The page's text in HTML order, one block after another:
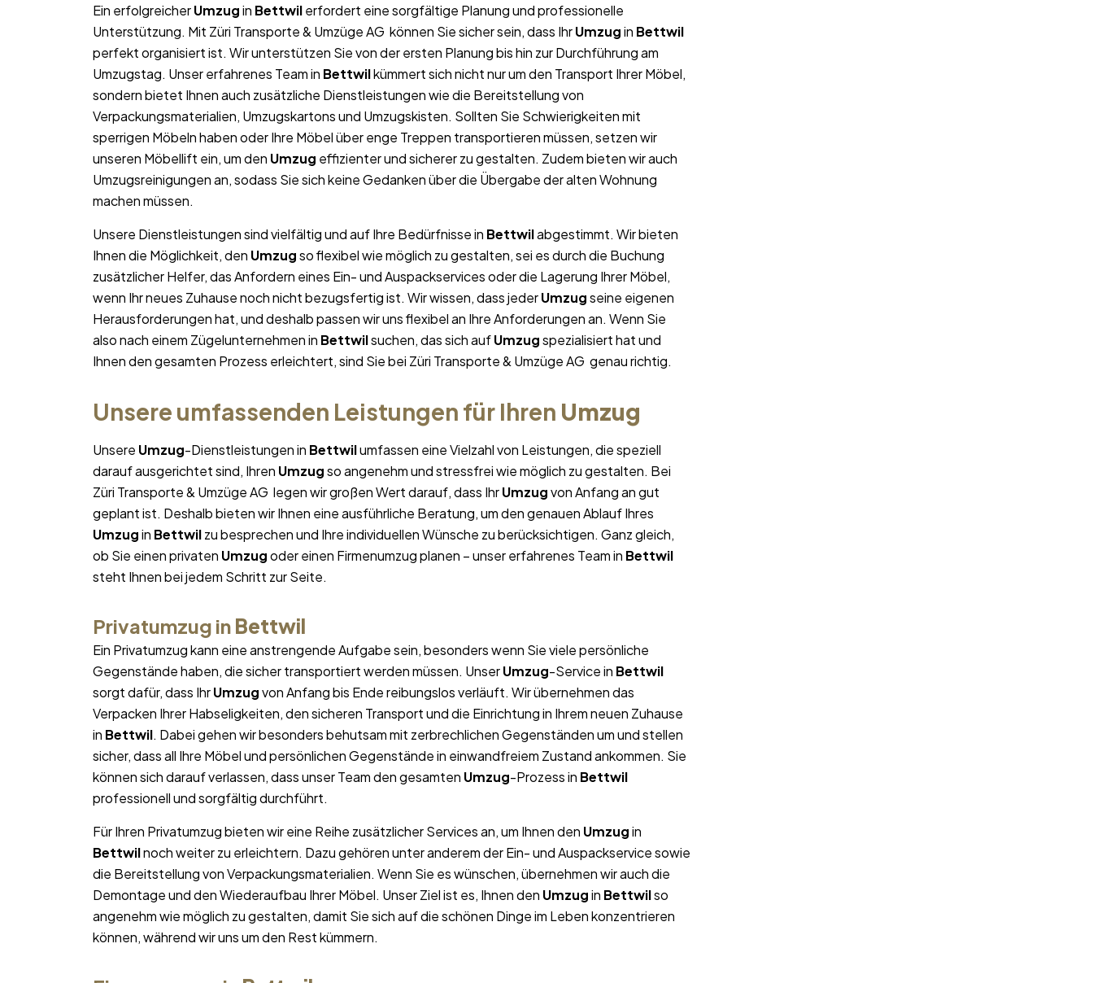
Ein erfolgreicherUmzugin Bettwilerfordert eine sorgfältige Planung und professionelle
Unterstützung. Mit Züri Transporte & Umzüge AG können Sie sicher sein, dass IhrUmzugin Bettwil
perfekt organisiert ist. Wir unterstützen Sie von der ersten Planung bis hin zur Durchführung am
Umzugstag. Unser erfahrenes Team in Bettwilkümmert sich nicht nur um den Transport Ihrer Möbel,
sondern bietet Ihnen auch zusätzliche Dienstleistungen wie die Bereitstellung von
Verpackungsmaterialien, Umzugskartons und Umzugskisten. Sollten Sie Schwierigkeiten mit
sperrigen Möbeln haben oder Ihre Möbel über enge Treppen transportieren müssen, setzen wir
unseren Möbellift ein, um den Umzug effizienter und sicherer zu gestalten. Zudem bieten wir auch
Umzugsreinigungen an, sodass Sie sich keine Gedanken über die Übergabe der alten Wohnung
machen müssen.
Unsere Dienstleistungen sind vielfältig und auf Ihre Bedürfnisse in Bettwilabgestimmt. Wir bieten
Ihnen die Möglichkeit, den Umzugso flexibel wie möglich zu gestalten, sei es durch die Buchung
zusätzlicher Helfer, das Anfordern eines Ein- und Auspackservices oder die Lagerung Ihrer Möbel,
wenn Ihr neues Zuhause noch nicht bezugsfertig ist. Wir wissen, dass jederUmzugseine eigenen
Herausforderungen hat, und deshalb passen wir uns flexibel an Ihre Anforderungen an. Wenn Sie
also nach einem Zügelunternehmen in Bettwilsuchen, das sich aufUmzugspezialisiert hat und
Ihnen den gesamten Prozess erleichtert, sind Sie bei Züri Transporte & Umzüge AG genau richtig.
Unsere umfassenden Leistungen für Ihren Umzug
Unsere Umzug-Dienstleistungen in Bettwilumfassen eine Vielzahl von Leistungen, die speziell
darauf ausgerichtet sind, Ihren Umzugso angenehm und stressfrei wie möglich zu gestalten. Bei
Züri Transporte & Umzüge AG legen wir großen Wert darauf, dass IhrUmzugvon Anfang an gut
geplant ist. Deshalb bieten wir Ihnen eine ausführliche Beratung, um den genauen Ablauf Ihres
Umzugin Bettwilzu besprechen und Ihre individuellen Wünsche zu berücksichtigen. Ganz gleich,
ob Sie einen privaten Umzugoder einen Firmenumzug planen – unser erfahrenes Team in Bettwil
steht Ihnen bei jedem Schritt zur Seite.
Privatumzug in Bettwil
Ein Privatumzug kann eine anstrengende Aufgabe sein, besonders wenn Sie viele persönliche
Gegenstände haben, die sicher transportiert werden müssen. UnserUmzug-Service in Bettwil
sorgt dafür, dass IhrUmzugvon Anfang bis Ende reibungslos verläuft. Wir übernehmen das
Verpacken Ihrer Habseligkeiten, den sicheren Transport und die Einrichtung in Ihrem neuen Zuhause
in Bettwil. Dabei gehen wir besonders behutsam mit zerbrechlichen Gegenständen um und stellen
sicher, dass all Ihre Möbel und persönlichen Gegenstände in einwandfreiem Zustand ankommen. Sie
können sich darauf verlassen, dass unser Team den gesamten Umzug-Prozess in Bettwil
professionell und sorgfältig durchführt.
Für Ihren Privatumzug bieten wir eine Reihe zusätzlicher Services an, um Ihnen den Umzugin
Bettwilnoch weiter zu erleichtern. Dazu gehören unter anderem der Ein- und Auspackservice sowie
die Bereitstellung von Verpackungsmaterialien. Wenn Sie es wünschen, übernehmen wir auch die
Demontage und den Wiederaufbau Ihrer Möbel. Unser Ziel ist es, Ihnen den Umzugin Bettwilso
angenehm wie möglich zu gestalten, damit Sie sich auf die schönen Dinge im Leben konzentrieren
können, während wir uns um den Rest kümmern.